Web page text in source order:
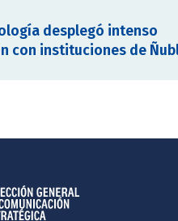
desplegó intenso
con instituciones de